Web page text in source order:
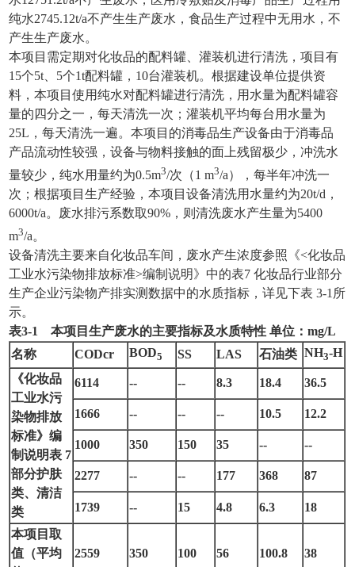
纯水2745.12t/a不产生生产废水，食品生产过程中无用水，不
产生生产废水。
本项目需定期对化妆品的配料罐、灌装机进行清洗，项目有
15个5t、5个1t配料罐，10台灌装机。根据建设单位提供资
料，本项目使用纯水对配料罐进行清洗，用水量为配料罐容
量的四分之一，每天清洗一次；灌装机平均每台用水量为
25L，每天清洗一遍。本项目的消毒品生产设备由于消毒品
产品流动性较强，设备与物料接触的面上残留极少，冲洗水
量较少，纯水用量约为0.5m3/次（1 m3/a），每半年冲洗一
次；根据项目生产经验，本项目设备清洗用水量约为20t/d，
6000t/a。废水排污系数取90%，则清洗废水产生量为5400
m3/a。
设备清洗主要来自化妆品车间，废水产生浓度参照《<化妆品
工业水污染物排放标准>编制说明》中的表7 化妆品行业部分
生产企业污染物产排实测数据中的水质指标，详见下表 3-1所
示。
表3-1
本项目生产废水的主要指标及水质特性 单位：mg/L
名称
CODcr BOD5 SS LAS 石油类 NH3-H
《化妆品
工业水污
染物排放
标准》编
制说明表 7
部分护肤
类、清洁
类
6114 -- -- 8.3 18.4 36.5
1666 -- -- -- 10.5 12.2
1000 350 150 35 -- --
2277 -- -- 177 368 87
1739 -- 15 4.8 6.3
18
本项目取
值（平均
2559 350 100 56 100.8 38